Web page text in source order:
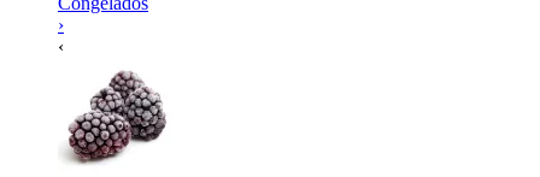
›
‹